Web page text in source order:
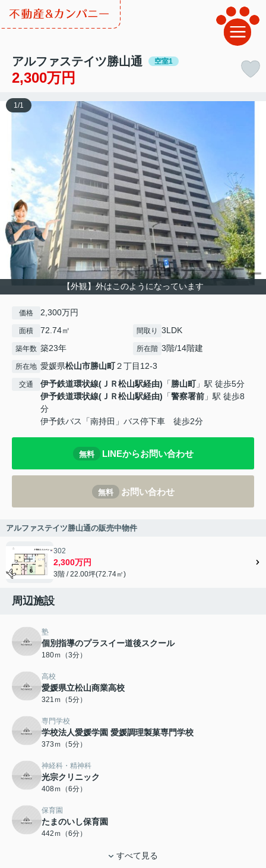
アルファステイツ勝山通 空室1
2,300万円
【外観】外はこのようになっています
1 /1
価格 2,300万円
面積 72.74㎡ 間取り 3LDK
築年数 築23年 所在階 3階/14階建
所在地 愛媛県松山市勝山町２丁目12-3
交通 伊予鉄道環状線(ＪＲ松山駅経由) 「勝山町」駅 徒歩5分
伊予鉄道環状線(ＪＲ松山駅経由) 「警察署前 」駅 徒歩8
分
伊予鉄バス「南持田」バス停下車 徒歩2分
無料 LINEからお問い合わせ
無料 お問い合わせ
アルファステイツ勝山通の販売中物件
302
2,300万円
3階 / 22.00坪(72.74㎡)
周辺施設
塾
個別指導のプラスイー道後スクール
180ｍ（3分）
高校
愛媛県立松山商業高校
321ｍ（5分）
専門学校
学校法人愛媛学園 愛媛調理製菓専門学校
373ｍ（5分）
神経科・精神科
光宗クリニック
408ｍ（6分）
保育園
たまのいし保育園
442ｍ（6分）
すべて見る